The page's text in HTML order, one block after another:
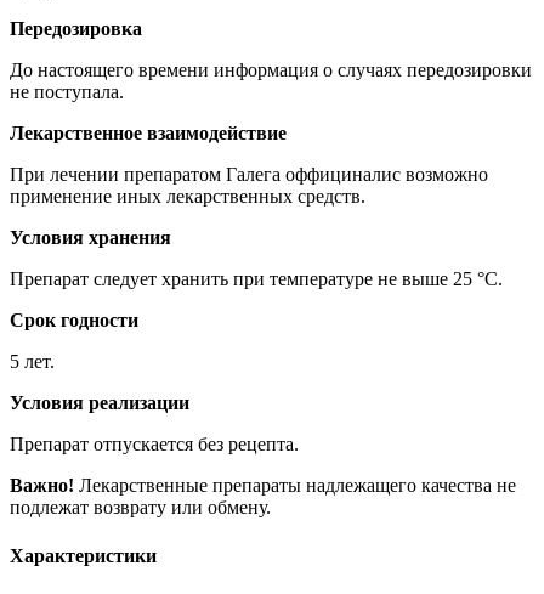
Передозировка
До настоящего времени информация о случаях передозировки
не поступала.
Лекарственное взаимодействие
При лечении препаратом Галега оффициналис возможно
применение иных лекарственных средств.
Условия хранения
Препарат следует хранить при температуре не выше 25 °C.
Срок годности
5 лет.
Условия реализации
Препарат отпускается без рецепта.
Важно! Лекарственные препараты надлежащего качества не
подлежат возврату или обмену.
Характеристики